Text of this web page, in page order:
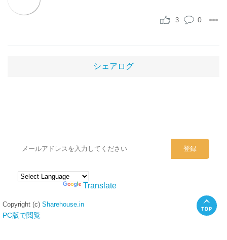
0
3
シェアログ
Translate
Copyright (c) Sharehouse.in
PC版で閲覧